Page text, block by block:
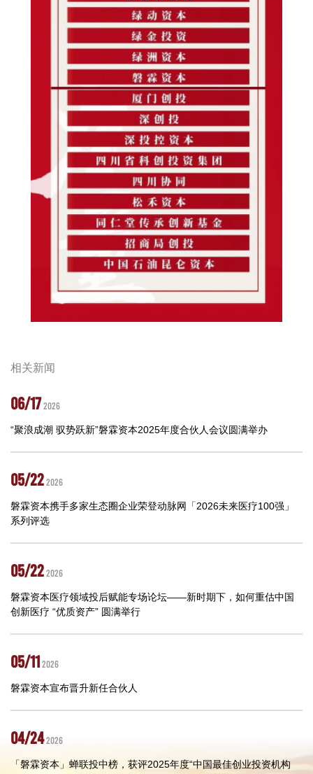
相关新闻
06/172026
“聚浪成潮 驭势跃新”磐霖资本2025年度合伙人会议圆满举办
05/222026
磐霖资本携手多家生态圈企业荣登动脉网「2026未来医疗100强」
系列评选
05/222026
磐霖资本医疗领域投后赋能专场论坛——新时期下，如何重估中国
创新医疗 “优质资产” 圆满举行
05/112026
磐霖资本宣布晋升新任合伙人
04/242026
「磐霖资本」蝉联投中榜，获评2025年度“中国最佳创业投资机构